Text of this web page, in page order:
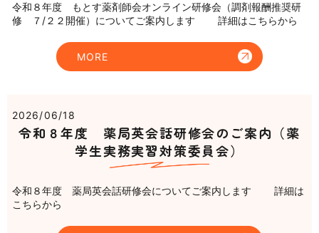
令和８年度 もとす薬剤師会オンライン研修会（調剤報酬推奨研
修 ７/２２開催）についてご案内します 詳細はこちらから
MORE
2026/06/18
令和８年度 薬局英会話研修会のご案内（薬
学生実務実習対策委員会）
令和８年度 薬局英会話研修会についてご案内します 詳細は
こちらから